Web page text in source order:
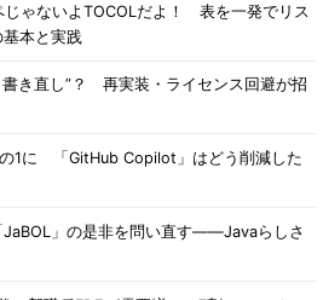
じゃないよTOCOLだよ！ 表を一発でリス
基本と実践
書き直し”？ 再実装・ライセンス回避が招
の1に 「GitHub Copilot」はどう削減した
JaBOL」の是非を問い直す――Javaらしさ